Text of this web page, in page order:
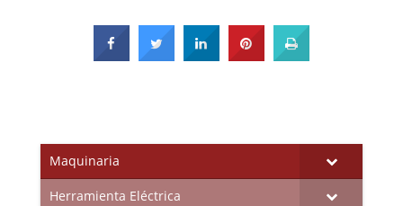
Maquinaria
Herramienta Eléctrica